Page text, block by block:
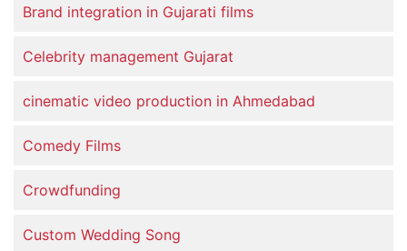
Brand integration in Gujarati films
Celebrity management Gujarat
cinematic video production in Ahmedabad
Comedy Films
Crowdfunding
Custom Wedding Song